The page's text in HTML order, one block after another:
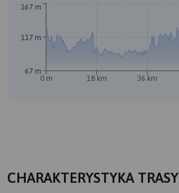
0 m 18 km 36 km
67 m
117 m
167 m
CHARAKTERYSTYKA TRASY